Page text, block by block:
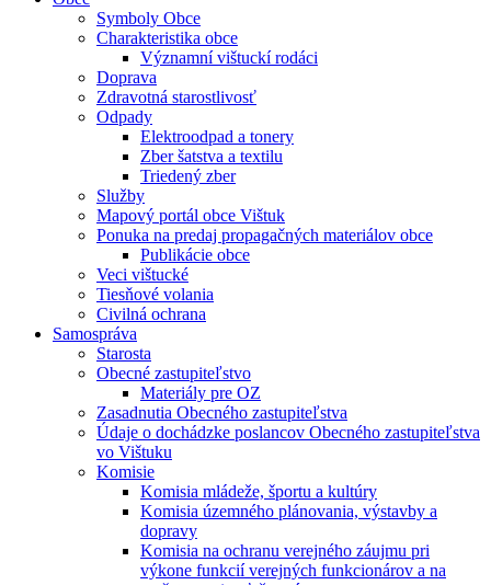
Symboly Obce
Charakteristika obce
Významní vištuckí rodáci
Doprava
Zdravotná starostlivosť
Odpady
Elektroodpad a tonery
Zber šatstva a textilu
Triedený zber
Služby
Mapový portál obce Vištuk
Ponuka na predaj propagačných materiálov obce
Publikácie obce
Veci vištucké
Tiesňové volania
Civilná ochrana
Samospráva
Starosta
Obecné zastupiteľstvo
Materiály pre OZ
Zasadnutia Obecného zastupiteľstva
Údaje o dochádzke poslancov Obecného zastupiteľstva
vo Vištuku
Komisie
Komisia mládeže, športu a kultúry
Komisia územného plánovania, výstavby a
dopravy
Komisia na ochranu verejného záujmu pri
výkone funkcií verejných funkcionárov a na